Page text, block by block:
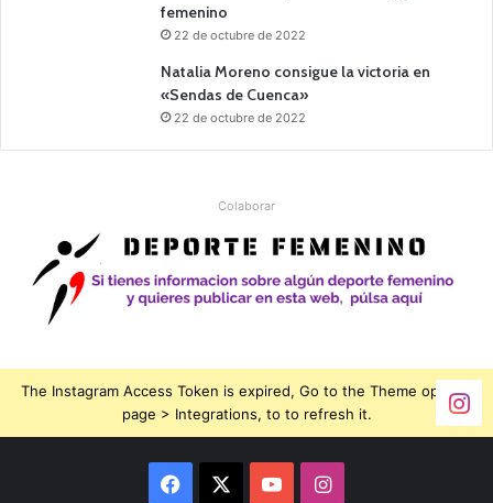
femenino
22 de octubre de 2022
Natalia Moreno consigue la victoria en
«Sendas de Cuenca»
22 de octubre de 2022
Colaborar
The Instagram Access Token is expired, Go to the Theme options
page > Integrations, to to refresh it.
Facebook YouTubeInstagram